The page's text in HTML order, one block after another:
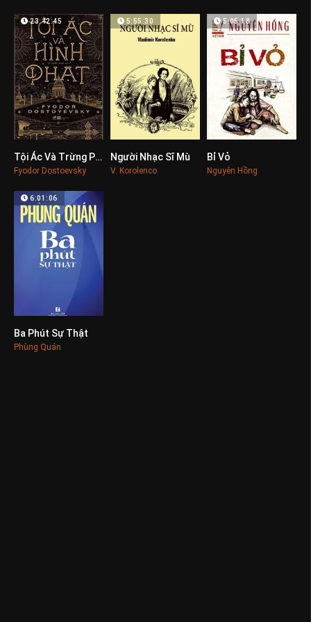
0
23:42:45
Tội Ác Và Trừng Phạt
Fyodor Dostoevsky
0
5:55:30
Người Nhạc Sĩ Mù
V. Korolenco
5:05:18
Bỉ Vỏ
Nguyên Hồng
6:01:06
Ba Phút Sự Thật
Phùng Quán